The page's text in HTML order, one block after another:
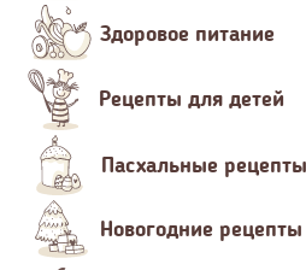
Здоровое питание
Рецепты для детей
Пасхальные рецепты
Новогодние рецепты